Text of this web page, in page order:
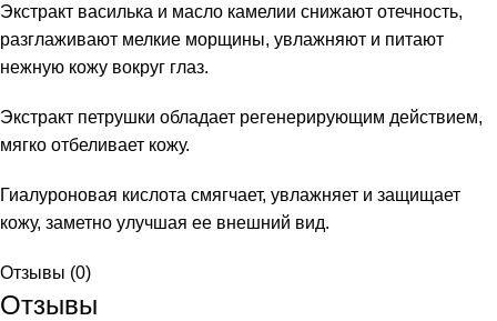
Экстракт василька и масло камелии снижают отечность,
разглаживают мелкие морщины, увлажняют и питают
нежную кожу вокруг глаз.
Экстракт петрушки обладает регенерирующим действием,
мягко отбеливает кожу.
Гиалуроновая кислота смягчает, увлажняет и защищает
кожу, заметно улучшая ее внешний вид.
Отзывы (0)
Отзывы